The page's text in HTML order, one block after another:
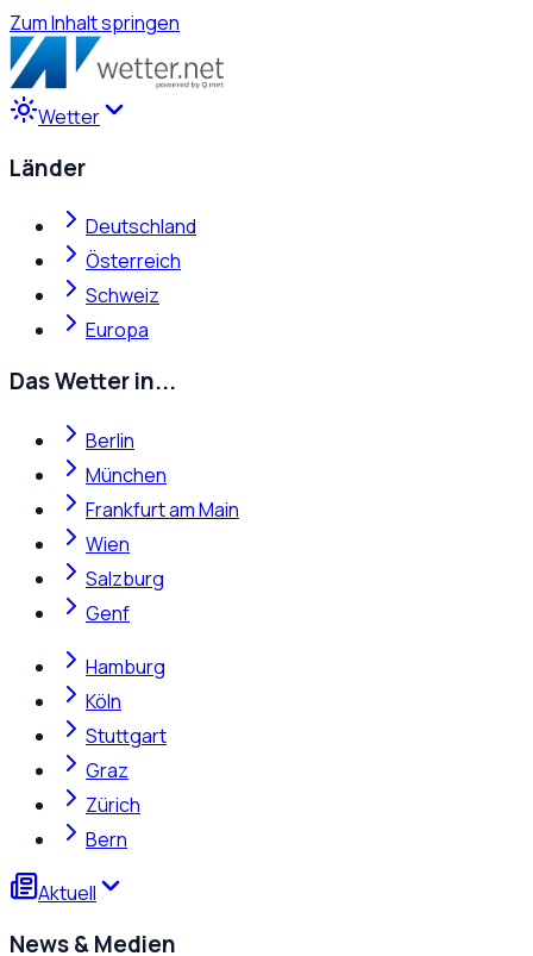
Zum Inhalt springen
Wetter
Länder
Deutschland
Österreich
Schweiz
Europa
Das Wetter in...
Berlin
München
Frankfurt am Main
Wien
Salzburg
Genf
Hamburg
Köln
Stuttgart
Graz
Zürich
Bern
Aktuell
News & Medien